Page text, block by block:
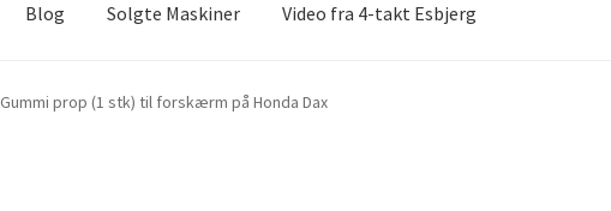
Blog Solgte Maskiner Video fra 4-takt Esbjerg
Gummi prop (1 stk) til forskærm på Honda Dax